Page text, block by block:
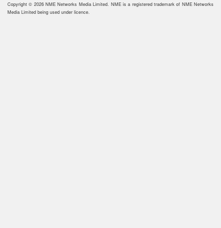
Copyright © 2026 NME Networks Media Limited. NME is a registered trademark of NME Networks
Media Limited being used under licence.